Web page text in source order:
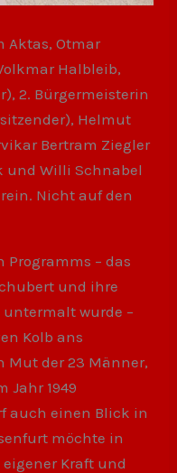
Aktas, Otmar
Halbleib,
2. Bürgermeisterin
Helmut
Bertram Ziegler
und Willi Schnabel
Nicht auf den
Programms – das
und ihre
wurde –
Kolb ans
Mut der 23 Männer,
Jahr 1949
auch einen Blick in
möchte in
Kraft und